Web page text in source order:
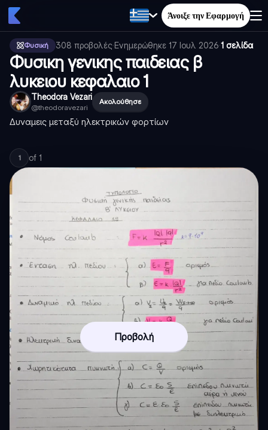
Άνοιξε την Εφαρμογή
Φυσική 308 προβολές·Ενημερώθηκε 17 Ιουλ 2026·1 σελίδα
Φυσικη γενικης παιδειας β
λυκειου κεφαλαιο 1
Theodora Vezari
@theodoravezari
Ακολούθησε
Δυναμεις μεταξύ ηλεκτρικών φορτίων
1 of 1
Προβολή